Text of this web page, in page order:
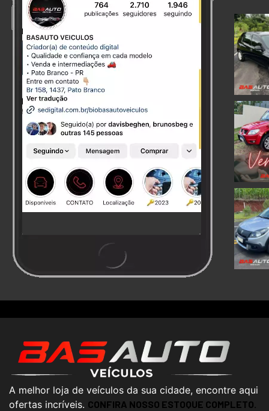
A melhor loja de veículos da sua cidade, encontre aqui
ofertas incríveis. CONFIRA NOSSO ESTOQUE COMPLETO.